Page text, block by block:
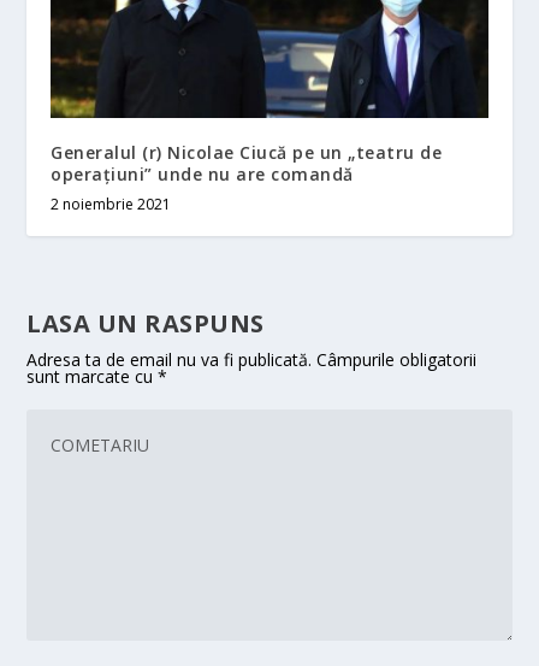
Generalul (r) Nicolae Ciucă pe un „teatru de
operaţiuni” unde nu are comandă
2 noiembrie 2021
LASA UN RASPUNS
Adresa ta de email nu va fi publicată. Câmpurile obligatorii
sunt marcate cu*